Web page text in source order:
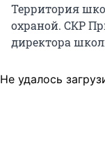
Территория
охраной. СКР
директора
Не удалось